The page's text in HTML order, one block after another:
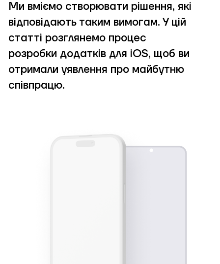
Ми вміємо створювати рішення, які
відповідають таким вимогам. У цій
статті розглянемо процес
розробки додатків для iOS, щоб ви
отримали уявлення про майбутню
співпрацю.